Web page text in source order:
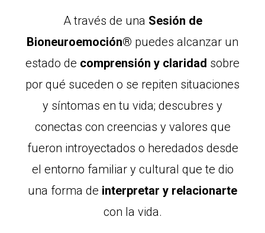
A través de una Sesión de
Bioneuroemoción® puedes alcanzar un
estado de comprensión y claridad sobre
por qué suceden o se repiten situaciones
y síntomas en tu vida; descubres y
conectas con creencias y valores que
fueron introyectados o heredados desde
el entorno familiar y cultural que te dio
una forma de interpretar y relacionarte
con la vida.